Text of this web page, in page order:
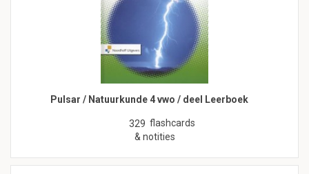
Pulsar / Natuurkunde 4 vwo / deel Leerboek
329 flashcards
& notities